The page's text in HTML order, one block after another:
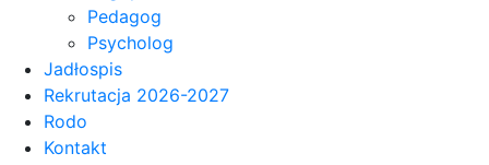
Pedagog
Psycholog
Jadłospis
Rekrutacja 2026-2027
Rodo
Kontakt